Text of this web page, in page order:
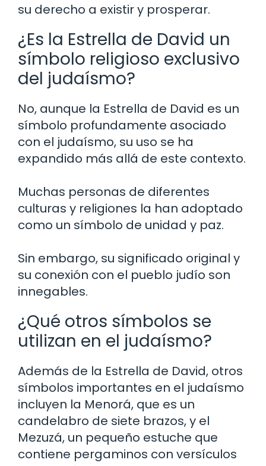
su derecho a existir y prosperar.
¿Es la Estrella de David un
símbolo religioso exclusivo
del judaísmo?
No, aunque la Estrella de David es un
símbolo profundamente asociado
con el judaísmo, su uso se ha
expandido más allá de este contexto.
Muchas personas de diferentes
culturas y religiones la han adoptado
como un símbolo de unidad y paz.
Sin embargo, su significado original y
su conexión con el pueblo judío son
innegables.
¿Qué otros símbolos se
utilizan en el judaísmo?
Además de la Estrella de David, otros
símbolos importantes en el judaísmo
incluyen la Menorá, que es un
candelabro de siete brazos, y el
Mezuzá, un pequeño estuche que
contiene pergaminos con versículos